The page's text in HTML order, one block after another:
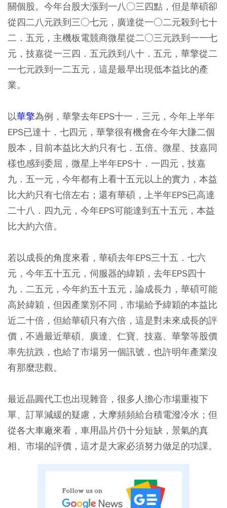
關個股。今年台股大漲到一八○三四點，但是華碩卻
從四二八元跌到三○七元，廣達從一○二元殺到七十
二．五元，主機板電競商微星從二○三元跌到一一七
元，技嘉從一三四．五元跌到八十．五元，華擎從二
一七元跌到一二五元，這是最早出現低本益比的產
業。
以華擎為例，華擎去年EPS十一．三元，今年上半年
EPS已達十．七四元，華擎很有機會在今年大賺二個
股本，目前本益比大約只有七．五倍。微星、技嘉同
樣也感到委屈，微星上半年EPS十．一四元，技嘉
九．五一元，今年都有上看十五元以上的實力，本益
比大約只有七倍左右；還有華碩，上半年EPS已高達
二十八．四九元，今年EPS可能達到五十五元，本益
比大約六倍。
若以成長的角度來看，華碩去年EPS三十五．七六
元，今年五十五元，伺服器的緯穎，去年EPS四十
九．二五元，今年約五十五元，論成長力，華碩可能
高於緯穎，但因產業別不同，市場給予緯穎的本益比
近二十倍，但給華碩只有六倍，這是對未來成長的評
價，不過最近華碩、廣達、仁寶、技嘉、華擎等股價
率先抗跌，也給了市場另一個訊號，也許明年產業沒
有那麼悲觀。
最近晶圓代工也出現雜音，很多人擔心市場重複下
單、訂單減緩的疑慮，大摩頻頻給台積電潑冷水；但
從各大車廠來看，車用晶片仍十分短缺，景氣的真
相、市場的評價，這才是大家必須努力做足的功課。